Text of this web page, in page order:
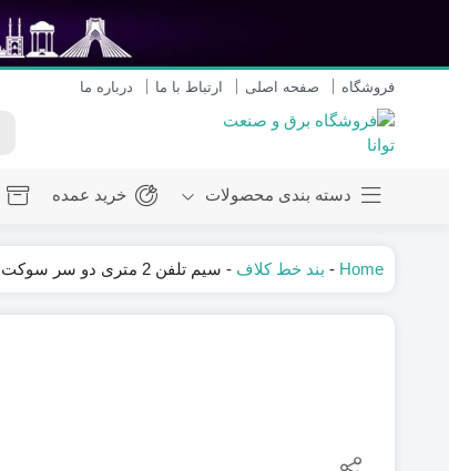
فروشگاه صفحه اصلی ارتباط با ما درباره ما
دسته بندی محصولات
پرژکتور و نورافکن
خرید عمده
Home
- بند خط کلاف - سیم تلفن 2 متری دو سر سوکت RJ11